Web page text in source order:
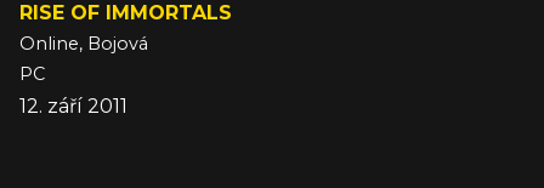
RISE OF IMMORTALS
Online, Bojová
PC
12. září 2011